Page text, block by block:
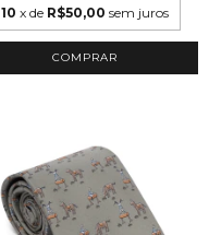
10 x de R$50,00 sem juros